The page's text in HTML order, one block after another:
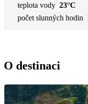
teplota vody 23°C
počet slunných hodin
O destinaci